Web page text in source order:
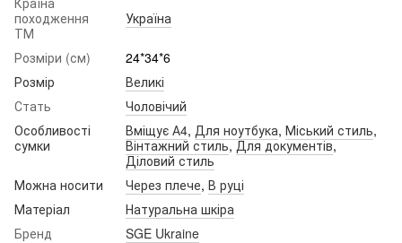
походження
ТМ
Україна
Розміри (см)
24*34*6
Розмір
Великі
Стать
Чоловічий
Особливості
сумки
Вміщує А4, Для ноутбука, Міський стиль,
Вінтажний стиль,Для документів,
Діловий стиль
Можна носити
Через плече, В руці
Матеріал
Натуральна шкіра
Бренд
SGE Ukraine